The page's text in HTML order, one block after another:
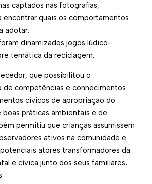
captados nas fotografias,
encontrar quais os comportamentos
adotar.
dinamizados jogos lúdico-
temática da reciclagem.
que possibilitou o
de competências e conhecimentos
cívicos de apropriação do
práticas ambientais e de
permitiu que crianças assumissem
ativos na comunidade e
atores transformadores da
e cívica junto dos seus familiares,